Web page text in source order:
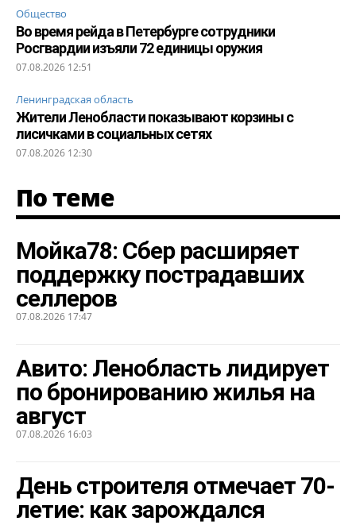
Общество
Во время рейда в Петербурге сотрудники
Росгвардии изъяли 72 единицы оружия
07.08.2026 12:51
Ленинградская область
Жители Ленобласти показывают корзины с
лисичками в социальных сетях
07.08.2026 12:30
По теме
Мойка78: Сбер расширяет
поддержку пострадавших
селлеров
07.08.2026 17:47
Авито: Ленобласть лидирует
по бронированию жилья на
август
07.08.2026 16:03
День строителя отмечает 70-
летие: как зарождался